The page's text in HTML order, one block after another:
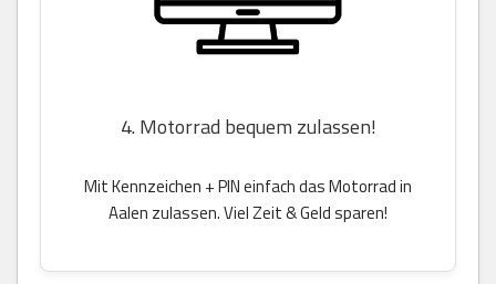
4. Motorrad bequem zulassen!
Mit Kennzeichen + PIN einfach das Motorrad in
Aalen zulassen. Viel Zeit & Geld sparen!